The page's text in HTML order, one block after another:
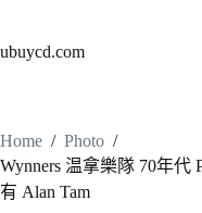
ubuycd.com
Home / Photo /
Wynners 温拿樂隊 70年代
有 Alan Tam